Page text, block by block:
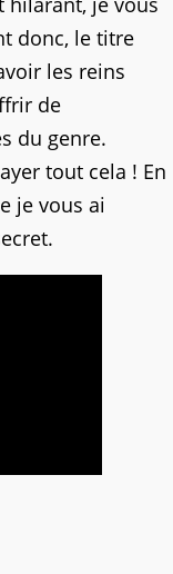
donc, le titre
les reins
de
du genre.
tout cela ! En
je vous ai